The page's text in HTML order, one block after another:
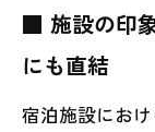
■ 施設の印
にも直結
宿泊施設にお